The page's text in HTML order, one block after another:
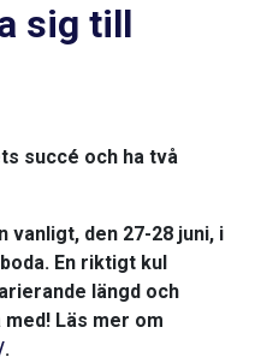
sig till
succé och ha två
den 27-28 juni, i
En riktigt kul
längd och
Läs mer om
.